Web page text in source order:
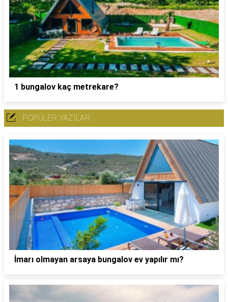
1 bungalov kaç metrekare?
POPÜLER YAZILAR
İmarı olmayan arsaya bungalov ev yapılır mı?